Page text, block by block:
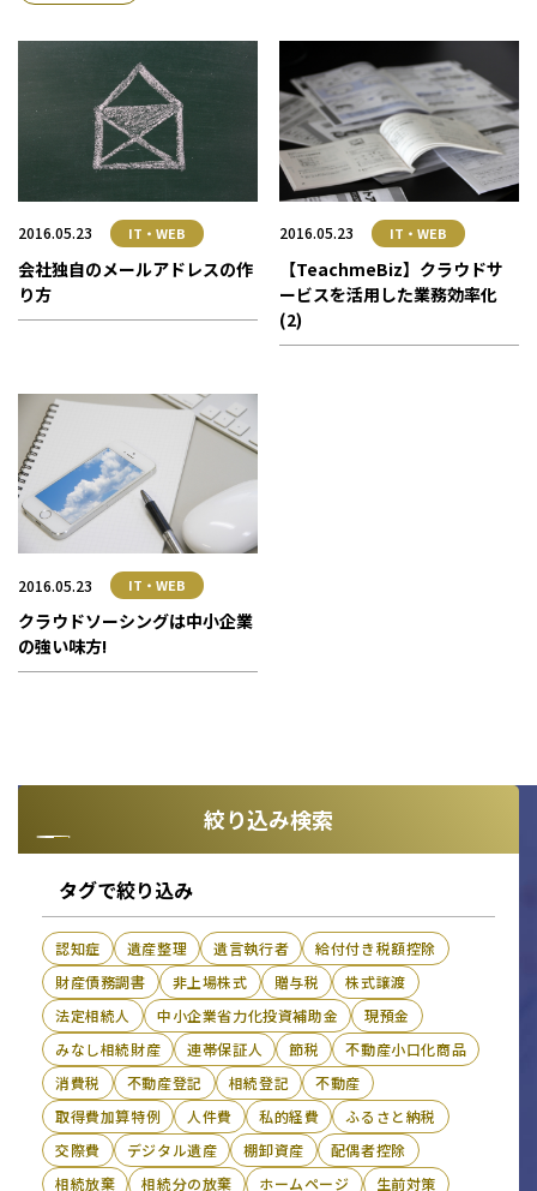
2016.05.23 IT・WEB
会社独自のメールアドレスの作
り方
2016.05.23 IT・WEB
【TeachmeBiz】クラウドサ
ービスを活用した業務効率化
(2)
2016.05.23 IT・WEB
クラウドソーシングは中小企業
の強い味方!
絞り込み検索
タグで絞り込み
認知症 遺産整理 遺言執行者
給付付き税額控除
財産債務調書
非上場株式 贈与税
株式譲渡
法定相続人
中小企業省力化投資補助金
現預金
みなし相続財産
連帯保証人 節税
不動産小口化商品
消費税
不動産登記 相続登記
不動産
取得費加算特例
人件費 私的経費
ふるさと納税
交際費
デジタル遺産 棚卸資産
配偶者控除
相続放棄
相続分の放棄 ホームページ 生前対策